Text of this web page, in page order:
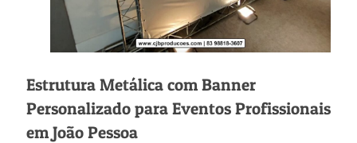
Estrutura Metálica com Banner
Personalizado para Eventos Profissionais
em João Pessoa